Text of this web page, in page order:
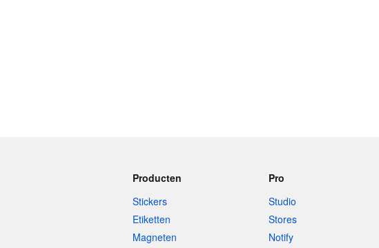
Producten
Stickers
Etiketten
Magneten
Pro
Studio
Stores
Notify